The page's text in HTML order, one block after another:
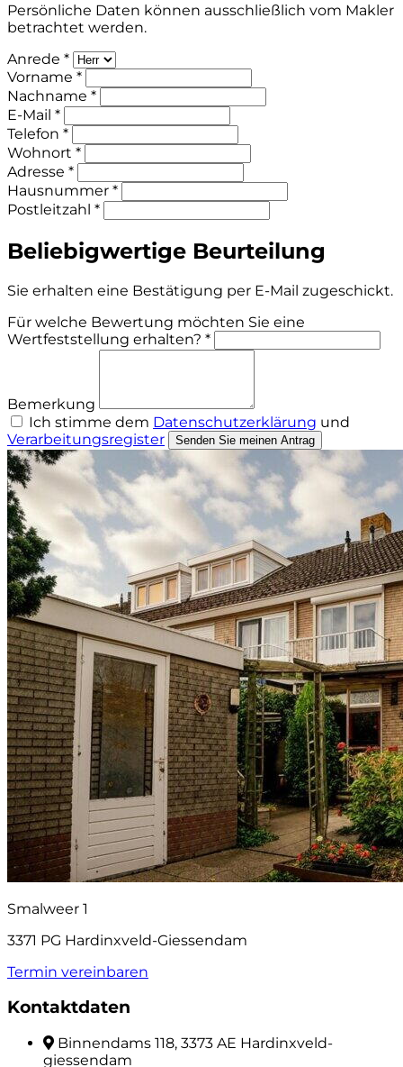
Persönliche Daten können ausschließlich vom Makler
betrachtet werden.
Anrede *
Vorname *
Nachname *
E-Mail *
Telefon *
Wohnort *
Adresse *
Hausnummer *
Postleitzahl *
Beliebigwertige Beurteilung
Sie erhalten eine Bestätigung per E-Mail zugeschickt.
Für welche Bewertung möchten Sie eine
Wertfeststellung erhalten? *
Bemerkung
Ich stimme dem Datenschutzerklärung und
Verarbeitungsregister
Senden Sie meinen Antrag
Smalweer 1
3371 PG Hardinxveld-Giessendam
Termin vereinbaren
Kontaktdaten
Binnendams 118, 3373 AE Hardinxveld-
giessendam